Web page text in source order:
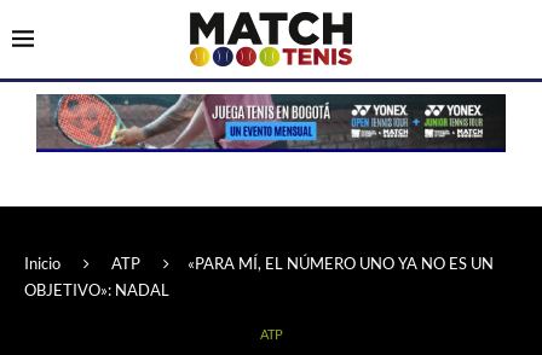
Inicio ATP
«PARA MÍ, EL NÚMERO UNO YA NO ES UN
OBJETIVO»: NADAL
ATP